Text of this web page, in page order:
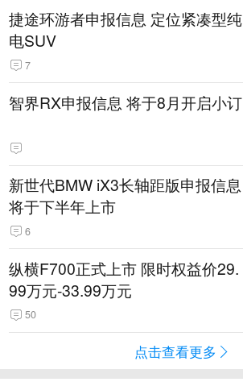
捷途环游者申报信息 定位紧凑型纯
电SUV
7
智界RX申报信息 将于8月开启小订
新世代BMW iX3长轴距版申报信息
将于下半年上市
6
纵横F700正式上市 限时权益价29.
99万元-33.99万元
50
点击查看更多